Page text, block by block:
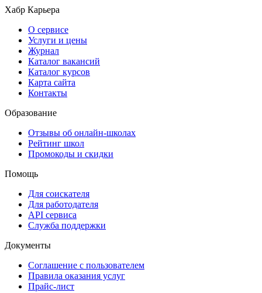
Хабр Карьера
О сервисе
Услуги и цены
Журнал
Каталог вакансий
Каталог курсов
Карта сайта
Контакты
Образование
Отзывы об онлайн-школах
Рейтинг школ
Промокоды и скидки
Помощь
Для соискателя
Для работодателя
API сервиса
Служба поддержки
Документы
Соглашение с пользователем
Правила оказания услуг
Прайс-лист